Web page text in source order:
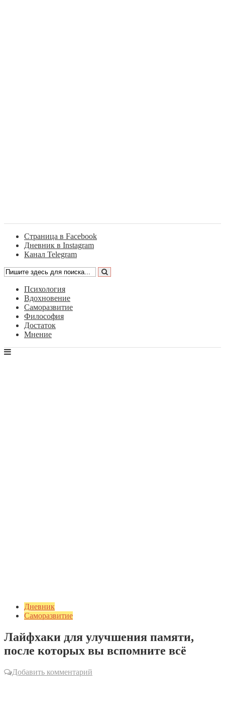
Страница в Facebook
Дневник в Instagram
Канал Telegram
Психология
Вдохновение
Саморазвитие
Философия
Достаток
Мнение
Дневник
Саморазвитие
Лайфхаки для улучшения памяти,
после которых вы вспомните всё
Добавить комментарий